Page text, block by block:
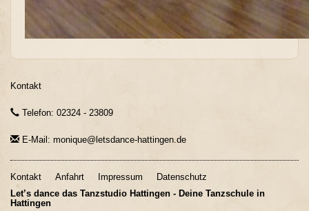
Kontakt
Telefon: 02324 - 23809
E-Mail: monique@letsdance-hattingen.de
Kontakt Anfahrt Impressum
Datenschutz
Let’s dance das Tanzstudio Hattingen - Deine Tanzschule in
Hattingen